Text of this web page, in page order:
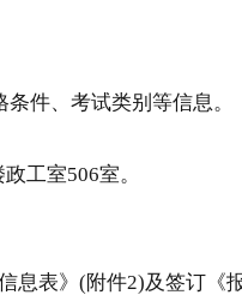
件、考试类别等信息。
工室506室。
表》(附件2)及签订《